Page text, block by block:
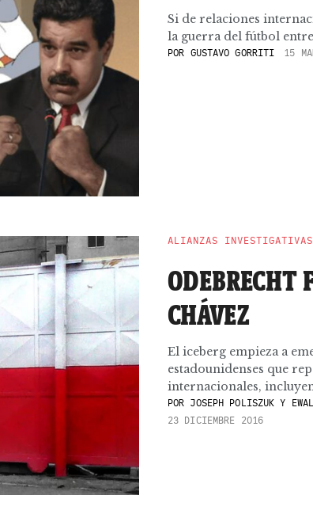
Si de relaciones
la guerra del fútbol
POR GUSTAVO GORRITI 15
ALIANZAS INVESTIGATIVAS
ODEBRECHT
CHÁVEZ
El iceberg empieza a
estadounidenses que
internacionales,
POR JOSEPH POLISZUK Y
23 DICIEMBRE 2016